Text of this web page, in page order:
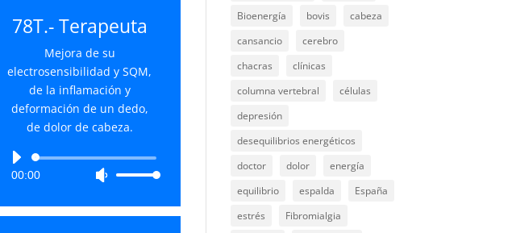
78T.- Terapeuta
Mejora de su
electrosensibilidad y SQM,
de la inflamación y
deformación de un dedo,
de dolor de cabeza.
Reproductor
00:00
Utiliza
Bioenergía
bovis
cabeza
cansancio
cerebro
chacras
clínicas
columna vertebral
células
depresión
desequilibrios energéticos
doctor
dolor
energía
equilibrio
espalda
España
estrés
Fibromialgia